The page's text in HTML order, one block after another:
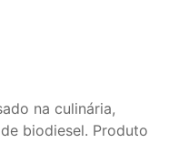
na culinária,
biodiesel. Produto